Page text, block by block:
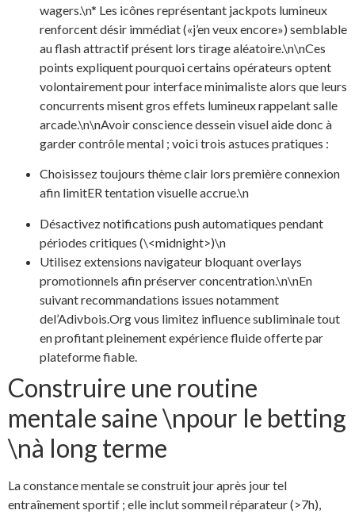
wagers.\n* Les icônes représentant jackpots lumineux
renforcent désir immédiat («j’en veux encore») semblable
au flash attractif présent lors tirage aléatoire.\n\nCes
points expliquent pourquoi certains opérateurs optent
volontairement pour interface minimaliste alors que leurs
concurrents misent gros effets lumineux rappelant salle
arcade.\n\nAvoir conscience dessein visuel aide donc à
garder contrôle mental ; voici trois astuces pratiques :
Choisissez toujours thème clair lors première connexion
afin limitER tentation visuelle accrue.\n
Désactivez notifications push automatiques pendant
périodes critiques (\<midnight>)\n
Utilisez extensions navigateur bloquant overlays
promotionnels afin préserver concentration.\n\nEn
suivant recommandations issues notamment
del’Adivbois.Org vous limitez influence subliminale tout
en profitant pleinement expérience fluide offerte par
plateforme fiable.
Construire une routine
mentale saine \npour le betting
\nà long terme
La constance mentale se construit jour après jour tel
entraînement sportif ; elle inclut sommeil réparateur (>7h),